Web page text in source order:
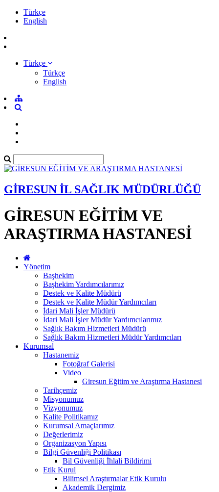
Türkçe
English
Türkçe
Türkçe
English
GİRESUN İL SAĞLIK MÜDÜRLÜĞÜ
GİRESUN EĞİTİM VE
ARAŞTIRMA HASTANESİ
Yönetim
Başhekim
Başhekim Yardımcılarımız
Destek ve Kalite Müdürü
Destek ve Kalite Müdür Yardımcıları
İdari Mali İşler Müdürü
İdari Mali İşler Müdür Yardımcılarımız
Sağlık Bakım Hizmetleri Müdürü
Sağlık Bakım Hizmetleri Müdür Yardımcıları
Kurumsal
Hastanemiz
Fotoğraf Galerisi
Video
Giresun Eğitim ve Araştırma Hastanesi
Tarihçemiz
Misyonumuz
Vizyonumuz
Kalite Politikamız
Kurumsal Amaçlarımız
Değerlerimiz
Organizasyon Yapısı
Bilgi Güvenliği Politikası
Bil Güvenliği İhlali Bildirimi
Etik Kurul
Bilimsel Araştırmalar Etik Kurulu
Akademik Dergimiz